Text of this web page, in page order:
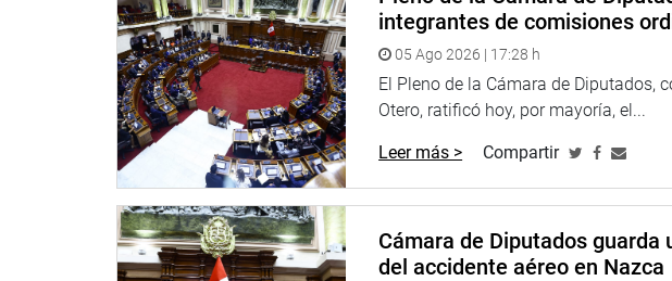
Puede encontrar más información en nuestra página web y redes
http://www.congreso.gob.pe/
Facebook:https://www.facebook.com/congresoperu
Twitter:https://twitter.com/congresoperu
http://www.youtube.com/congresoperu
Soundcloud:https://soundcloud.com/radiocongreso
Sistema de Archivo Fotográfico (SAF):http://www4.congreso.gob.pe/
integrantes de comisiones
05 Ago 2026 | 17:28 h
El Pleno de la Cámara de Diputados,
Otero, ratificó hoy, por mayoría, el...
Leer más > Compartir
Cámara de Diputados
del accidente aéreo en Nazca